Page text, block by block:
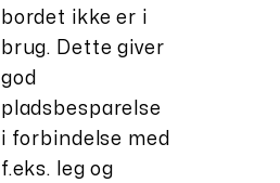
bordet ikke er i
brug. Dette giver
god
pladsbesparelse
i forbindelse med
f.eks. leg og